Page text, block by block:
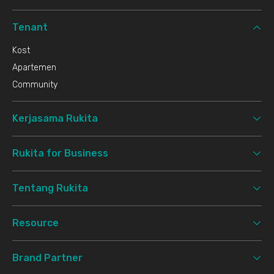
Tenant
Kost
Apartemen
Community
Kerjasama Rukita
Rukita for Business
Tentang Rukita
Resource
Brand Partner